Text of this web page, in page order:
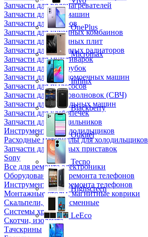
Запчасти для водонагревателей
Запчасти для кофемашин
Запчасти для кулеров
Запчасти для кухонных комбаинов
Запчасти для кухонных плит
Запчасти для масляных радиаторов
Запчасти для мультиварок
Запчасти для мясорубок
Запчасти для посудомоечных машин
Запчасти для пылесосов
Запчасти для микроволновок (СВЧ)
Запчасти для стиральных машин
Запчасти для хлебопечек
Запчасти для холодильников
Инструмент для холодильщиков
Расходные материалы для холодильщиков
Запчасти для игровых приставок
Sony
Все для ремонта электроники
Оборудование для ремонта телефонов
Инструменты для ремонта телефонов
Монтажные столы, магнитные коврики
Скальпели, лезвия сменные
Системы хранения
Скотчи, изолента
Тачскрины
OnePlus
Micromax
Infinix
Blackberry
Oukitel
Tecno
Highscreen
LeEco